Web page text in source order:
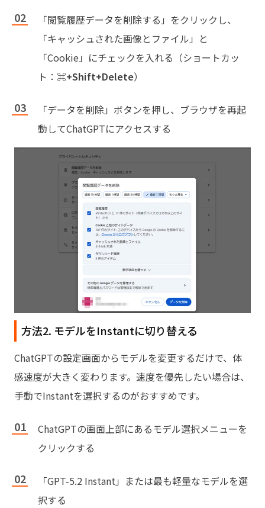
「閲覧履歴データを削除する」をクリックし、
「キャッシュされた画像とファイル」と
「Cookie」にチェックを入れる（ショートカッ
ト： ⌘+Shift+Delete）
「データを削除」ボタンを押し、ブラウザを再起
動してChatGPTにアクセスする
方法2. モデルをInstantに切り替える
ChatGPTの設定画面からモデルを変更するだけで、体
感速度が大きく変わります。速度を優先したい場合は、
手動でInstantを選択するのがおすすめです。
ChatGPTの画面上部にあるモデル選択メニューを
クリックする
「GPT-5.2 Instant」または最も軽量なモデルを選
択する